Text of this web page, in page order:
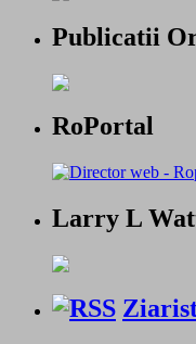
Publicatii
RoPortal
Larry L